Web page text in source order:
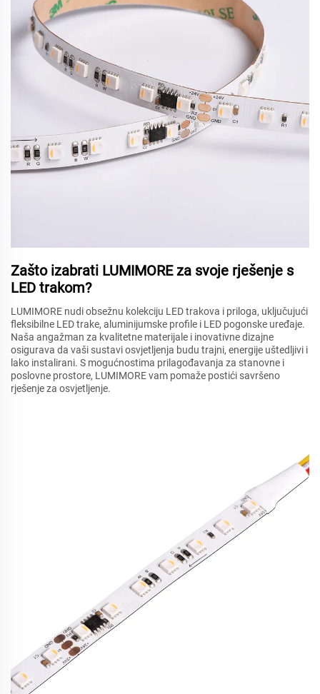
Zašto izabrati LUMIMORE za svoje rješenje s
LED trakom?
LUMIMORE nudi obsežnu kolekciju LED trakova i priloga, uključujući
fleksibilne LED trake, aluminijumske profile i LED pogonske uređaje.
Naša angažman za kvalitetne materijale i inovativne dizajne
osigurava da vaši sustavi osvjetljenja budu trajni, energije uštedljivi i
lako instalirani. S mogućnostima prilagođavanja za stanovne i
poslovne prostore, LUMIMORE vam pomaže postići savršeno
rješenje za osvjetljenje.